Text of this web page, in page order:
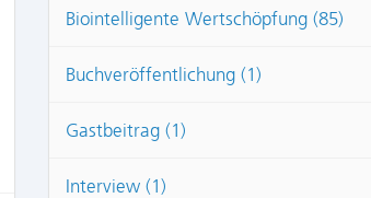
Biointelligente Wertschöpfung (85)
Buchveröffentlichung (1)
Gastbeitrag (1)
Interview (1)